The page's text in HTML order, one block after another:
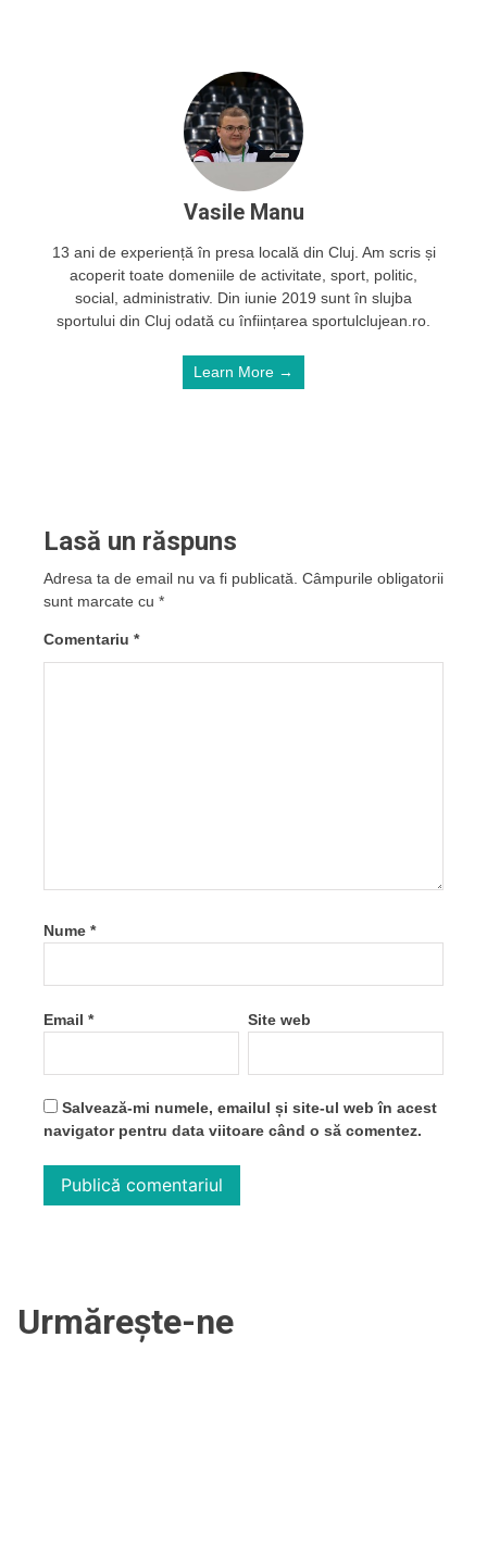
Vasile Manu
13 ani de experiență în presa locală din Cluj. Am scris și
acoperit toate domeniile de activitate, sport, politic,
social, administrativ. Din iunie 2019 sunt în slujba
sportului din Cluj odată cu înființarea sportulclujean.ro.
Learn More →
Lasă un răspuns
Adresa ta de email nu va fi publicată. Câmpurile obligatorii
sunt marcate cu *
Comentariu *
Nume *
Email * Site web
Salvează-mi numele, emailul și site-ul web în acest
navigator pentru data viitoare când o să comentez.
Urmărește-ne